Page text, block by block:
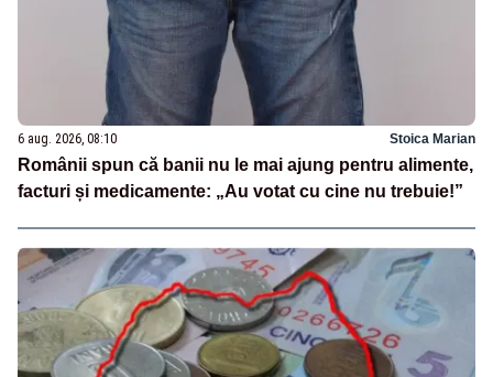
6 aug. 2026, 08:10 Stoica Marian
Românii spun că banii nu le mai ajung pentru alimente,
facturi și medicamente: „Au votat cu cine nu trebuie!”